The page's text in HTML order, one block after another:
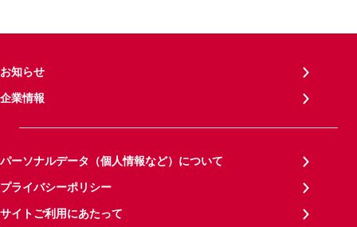
お知らせ
企業情報
パーソナルデータ（個人情報など）について
プライバシーポリシー
サイトご利用にあたって